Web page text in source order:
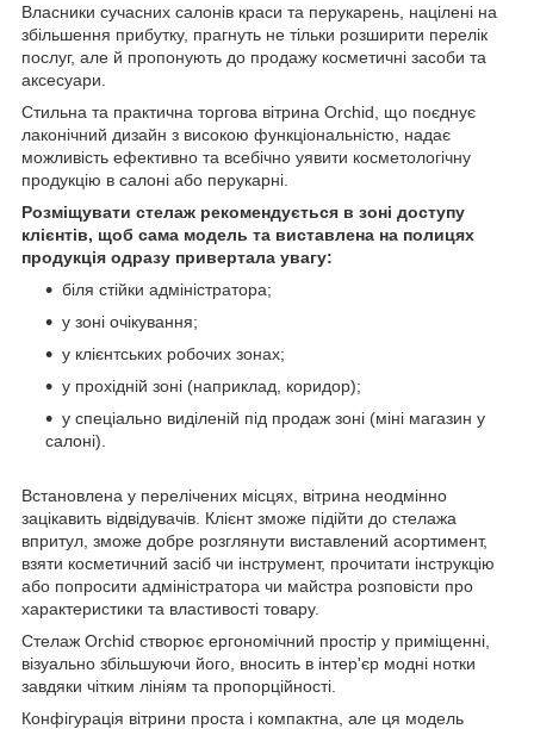
Власники сучасних салонів краси та перукарень, націлені на
збільшення прибутку, прагнуть не тільки розширити перелік
послуг, але й пропонують до продажу косметичні засоби та
аксесуари.
Стильна та практична торгова вітрина Orchid, що поєднує
лаконічний дизайн з високою функціональністю, надає
можливість ефективно та всебічно уявити косметологічну
продукцію в салоні або перукарні.
Розміщувати стелаж рекомендується в зоні доступу
клієнтів, щоб сама модель та виставлена на полицях
продукція одразу привертала увагу:
біля стійки адміністратора;
у зоні очікування;
у клієнтських робочих зонах;
у прохідній зоні (наприклад, коридор);
у спеціально виділеній під продаж зоні (міні магазин у
салоні).
Встановлена у перелічених місцях, вітрина неодмінно
зацікавить відвідувачів. Клієнт зможе підійти до стелажа
впритул, зможе добре розглянути виставлений асортимент,
взяти косметичний засіб чи інструмент, прочитати інструкцію
або попросити адміністратора чи майстра розповісти про
характеристики та властивості товару.
Стелаж Orchid створює ергономічний простір у приміщенні,
візуально збільшуючи його, вносить в інтер'єр модні нотки
завдяки чітким лініям та пропорційності.
Конфігурація вітрини проста і компактна, але ця модель